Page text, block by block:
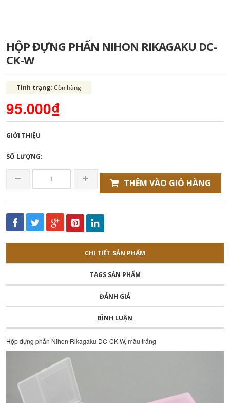
HỘP ĐỰNG PHẤN NIHON RIKAGAKU DC-
CK-W
Tình trạng: Còn hàng
95.000₫
GIỚI THIỆU
SỐ LƯỢNG:
THÊM VÀO GIỎ HÀNG
CHI TIẾT SẢN PHẨM
TAGS SẢN PHẨM
ĐÁNH GIÁ
BÌNH LUẬN
Hộp đựng phấn Nihon Rikagaku DC-CK-W, màu trắng